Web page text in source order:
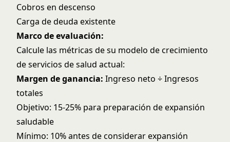
Cobros en descenso
Carga de deuda existente
Marco de evaluación:
Calcule las métricas de su modelo de crecimiento
de servicios de salud actual:
Margen de ganancia: Ingreso neto ÷ Ingresos
totales
Objetivo: 15-25% para preparación de expansión
saludable
Mínimo: 10% antes de considerar expansión